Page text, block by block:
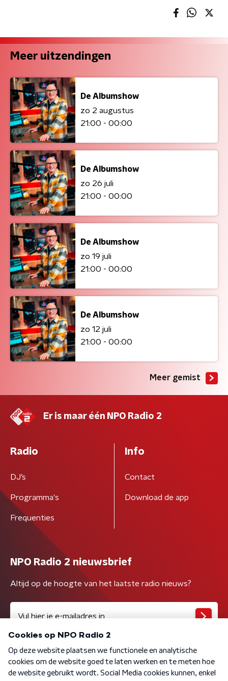
Meer uitzendingen
De Albumshow
zo 2 augustus
21:00 - 00:00
De Albumshow
zo 26 juli
21:00 - 00:00
De Albumshow
zo 19 juli
21:00 - 00:00
De Albumshow
zo 12 juli
21:00 - 00:00
Meer gemist
Er is maar één NPO Radio 2
Radio
DJ’s
Programma's
Frequenties
Info
Contact
Download de app
NPO Radio 2 nieuwsbrief
Altijd op de hoogte van het laatste radio nieuws?
Algemene voorwaarden